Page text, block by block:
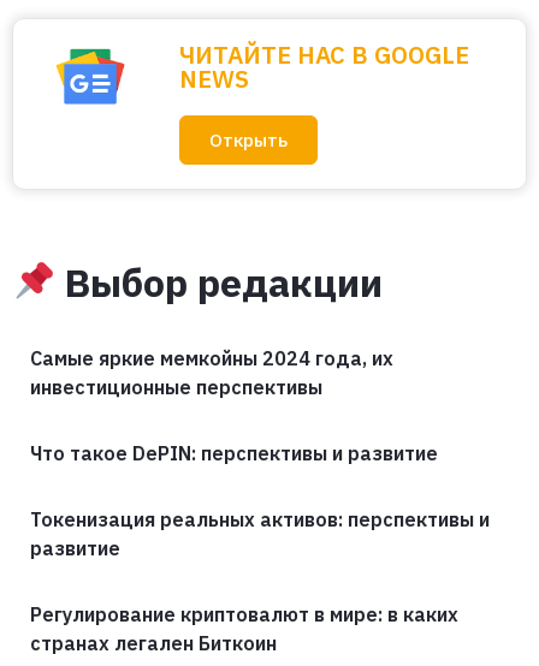
ЧИТАЙТЕ НАС В GOOGLE
NEWS
Открыть
Выбор редакции
Самые яркие мемкойны 2024 года, их
инвестиционные перспективы
Что такое DePIN: перспективы и развитие
Токенизация реальных активов: перспективы и
развитие
Регулирование криптовалют в мире: в каких
странах легален Биткоин